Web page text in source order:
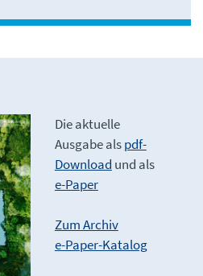
Die aktuelle
Ausgabe alspdf-
Download und als
e-Paper
Zum Archiv
e-Paper-Katalog